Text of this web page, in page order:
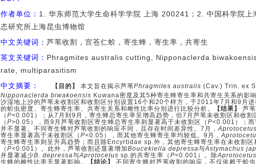
作者单位： 1. 华东师范大学生命科学学院 上海 200241；2. 中国科学院上
态研究所上海昆虫博物馆
中文关键词： 芦苇收割，宫苍仁蚧，寄生蜂，寄生率，共寄生
英文关键词： Phragmites australis cutting, Nipponaclerda
rate, multiparasitism
中文摘要：
【目的】 本文旨在揭示芦苇Phragmites australis (Cav.) Trin. ex
Nipponaclerda biwakoensis Kuwana密度及其5种寄生蜂寄生率和共寄生关系的影
沙湿地上沙的芦苇未收割区和收割区分别设置16个和20个样方，于2011年7 月和9 月
的蚧虫密度、寄生蜂寄生率、共寄生关系和雌性比率分别进行比较分析。
【结果】 芦
（ P<0.001 ）；从7 月到 9 月，寄生蜂总寄生率呈增高趋势，但7 月芦苇未收割区和收
（ P>0.05 ），而9 月芦苇收割区寄生蜂总寄生率则显著高于未收割区（ P<0.001 ）；
并不显著。 不同寄生蜂对芦苇收割的响应不同，且存在时间差异性。 7 月，Aprotocetus
寄生率显著高于未收割区（ P<0.05 ），而其他寄生蜂寄生率均较低。 9 月，
寄生蜂寄生率则呈升高趋势；而且除 Encyrtidae sp.外，其他寄生蜂寄生率在未收割
（ P<0.001 ）。 此外，芦苇收割还显著增加Boucekiella depressa与Astymachus
并显著减少B. depressa与Aprotocetus sp.的共寄生率（ P<0.001 ）。除Aprotocetus
生蜂的雌性比率无显著影响。
【结论】 不同寄生蜂对芦苇收割的响应，不仅依赖于蚧